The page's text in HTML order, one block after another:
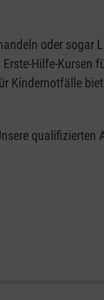
oder sogar
Hilfe-Kursen
Kindernotfälle
qualifizierten